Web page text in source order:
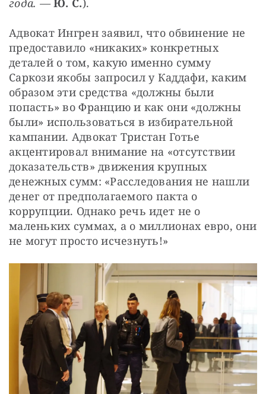
года. — Ю. С.).
Адвокат Ингрен заявил, что обвинение не
предоставило «никаких» конкретных
деталей о том, какую именно сумму
Саркози якобы запросил у Каддафи, каким
образом эти средства «должны были
попасть» во Францию и как они «должны
были» использоваться в избирательной
кампании. Адвокат Тристан Готье
акцентировал внимание на «отсутствии
доказательств» движения крупных
денежных сумм: «Расследования не нашли
денег от предполагаемого пакта о
коррупции. Однако речь идет не о
маленьких суммах, а о миллионах евро, они
не могут просто исчезнуть!»